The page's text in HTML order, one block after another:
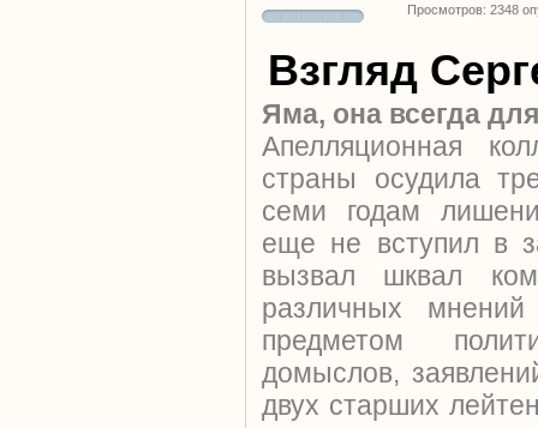
Просмотров: 2348
Взгляд
Яма, она всегда
Апелляционная
страны осудила
семи годам
еще не вступил в
вызвал шквал
различных
предметом
домыслов,
двух старших